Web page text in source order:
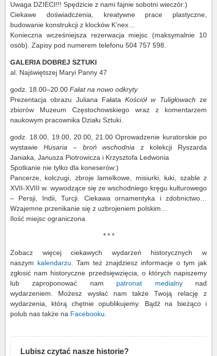
Uwaga DZIECI!!! Spędzicie z nami fajnie sobotni wieczór:)
Ciekawe doświadczenia, kreatywne prace plastyczne,
budowanie konstrukcji z klocków K’nex…
Konieczna wcześniejsza rezerwacja miejsc (maksymalnie 10
osób). Zapisy pod numerem telefonu 504 757 598.
GALERIA DOBREJ SZTUKI
al. Najświętszej Maryi Panny 47
godz. 18.00–20.00 Fałat na nowo odkryty
Prezentacja obrazu Juliana FałataKościół w Tuligłowach ze
zbiorów Muzeum Częstochowskiego wraz z komentarzem
naukowym pracownika Działu Sztuki.
godz. 18.00, 19.00, 20.00, 21.00 Oprowadzenie kuratorskie po
wystawie Husaria – broń wschodnia z kolekcji Ryszarda
Janiaka, Janusza Piotrowicza i Krzysztofa Ledwonia
Spotkanie nie tylko dla koneserów:)
Pancerze, kolczugi, zbroje lamelkowe, misiurki, łuki, szable z
XVII-XVIII w. wywodzące się ze wschodniego kręgu kulturowego
– Persji, Indii, Turcji. Ciekawa ornamentyka i zdobnictwo…
Wzajemne przenikanie się z uzbrojeniem polskim…
Ilość miejsc ograniczona
* * *
Zobacz więcej ciekawych wydarzeń historycznych w
naszym kalendarzu . Tam też znajdziesz informacje o tym jak
zgłosić nam historyczne przedsięwzięcia, o których napiszemy
lub zaproponować nam patronat medialnynad
wydarzeniem. Możesz wysłać nam także Twoją relację z
wydarzenia, którą chętnie opublikujemy. Bądź na bieżąco i
polub nas także na Facebooku
Lubisz czytać nasze historie?